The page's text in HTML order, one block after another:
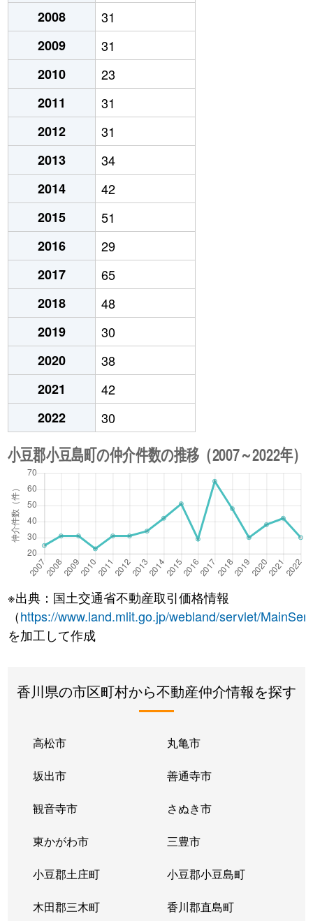
2008
31
2009
31
2010
23
2011
31
2012
31
2013
34
2014
42
2015
51
2016
29
2017
65
2018
48
2019
30
2020
38
2021
42
2022
30
※出典：国土交通省不動産取引価格情報
（https://www.land.mlit.go.jp/webland/servlet/
を加工して作成
香川県の市区町村から不動産仲介情報を探す
高松市 丸亀市
坂出市 善通寺市
観音寺市 さぬき市
東かがわ市 三豊市
小豆郡土庄町 小豆郡小豆島町
木田郡三木町 香川郡直島町